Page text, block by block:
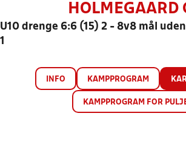
HOLMEGAARD
U10 drenge 6:6 (15) 2 - 8v8 mål
1
INFO KAMPPROGRAM
KAMPPROGRAM FOR